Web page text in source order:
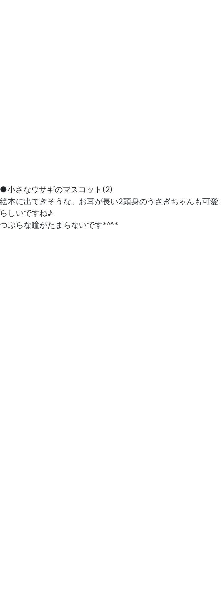
●小さなウサギのマスコット(2)
絵本に出てきそうな、お耳が長い2頭身のうさぎちゃんも可愛
らしいですね♪
つぶらな瞳がたまらないです*^^*